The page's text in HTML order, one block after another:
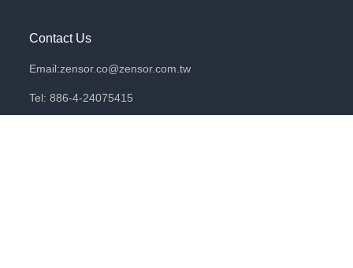
Contact Us
Email:zensor.co@zensor.com.tw
Tel: 886-4-24075415